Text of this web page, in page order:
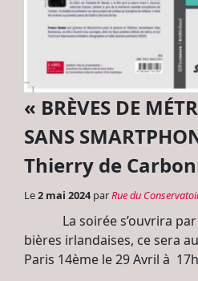
« BRÈVES DE
SANS
Thierry de
Le2 mai 2024 parRue du
La soirée s’ouvrira par
bières irlandaises, ce sera
Paris 14ème le 29 Avril à